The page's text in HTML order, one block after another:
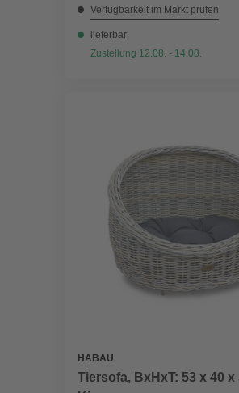
Verfügbarkeit im Markt prüfen
lieferbar
Zustellung 12.08. - 14.08.
HABAU
Tiersofa, BxHxT: 53 x 40 x